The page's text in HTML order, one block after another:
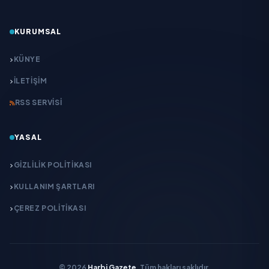
KURUMSAL
KÜNYE
İLETIŞIM
RSS SERVISI
YASAL
GIZLILIK POLITIKASI
KULLANIM ŞARTLARI
ÇEREZ POLITIKASI